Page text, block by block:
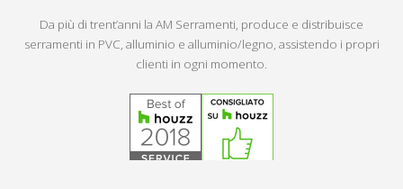
Da più di trent’anni la AM Serramenti, produce e distribuisce
serramenti in PVC, alluminio e alluminio/legno, assistendo i propri
clienti in ogni momento.